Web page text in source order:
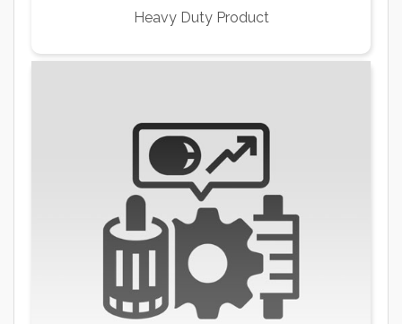
Heavy Duty Product